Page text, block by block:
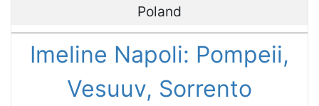
Poland
Imeline Napoli: Pompeii,
Vesuuv, Sorrento